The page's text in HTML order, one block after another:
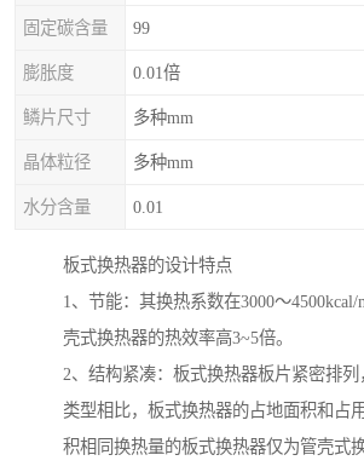
固定碳含量 99
膨胀度 0.01倍
鳞片尺寸 多种mm
晶体粒径 多种mm
水分含量 0.01
板式换热器的设计特点
1、节能：其换热系数在3000～4500kcal/
壳式换热器的热效率高3~5倍。
2、结构紧凑：板式换热器板片紧密排
类型相比，板式换热器的占地面积和占
积相同换热量的板式换热器仅为管壳式换